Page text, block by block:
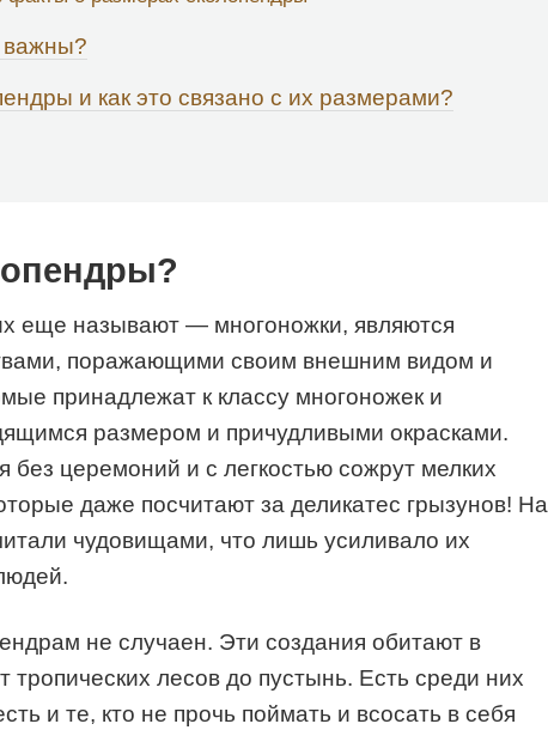
важны?
и как это связано с их размерами?
еще называют — многоножки, являются
поражающими своим внешним видом и
принадлежат к классу многоножек и
размером и причудливыми окрасками.
без церемоний и с легкостью сожрут мелких
даже посчитают за деликатес грызунов! На
чудовищами, что лишь усиливало их
не случаен. Эти создания обитают в
тропических лесов до пустынь. Есть среди них
и те, кто не прочь поймать и всосать в себя